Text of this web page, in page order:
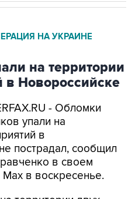
на территории
Новороссийске
- Обломки
в
пострадал, сообщил
в своем
в воскресенье.
территории двух